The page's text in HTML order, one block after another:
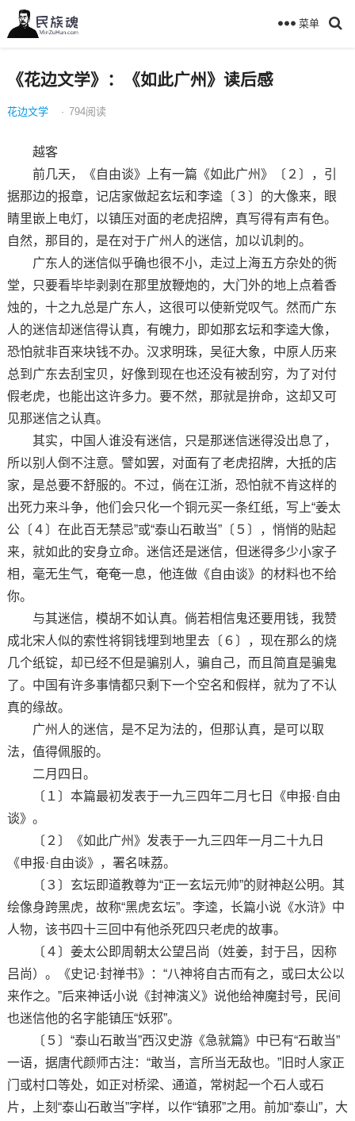
菜单
《花边文学》：《如此广州》读后感
花边文学 · 794阅读
越客
前几天，《自由谈》上有一篇《如此广州》〔２〕，引
据那边的报章，记店家做起玄坛和李逵〔３〕的大像来，眼
睛里嵌上电灯，以镇压对面的老虎招牌，真写得有声有色。
自然，那目的，是在对于广州人的迷信，加以讥刺的。
广东人的迷信似乎确也很不小，走过上海五方杂处的衖
堂，只要看毕毕剥剥在那里放鞭炮的，大门外的地上点着香
烛的，十之九总是广东人，这很可以使新党叹气。然而广东
人的迷信却迷信得认真，有魄力，即如那玄坛和李逵大像，
恐怕就非百来块钱不办。汉求明珠，吴征大象，中原人历来
总到广东去刮宝贝，好像到现在也还没有被刮穷，为了对付
假老虎，也能出这许多力。要不然，那就是拚命，这却又可
见那迷信之认真。
其实，中国人谁没有迷信，只是那迷信迷得没出息了，
所以别人倒不注意。譬如罢，对面有了老虎招牌，大抵的店
家，是总要不舒服的。不过，倘在江浙，恐怕就不肯这样的
出死力来斗争，他们会只化一个铜元买一条红纸，写上“姜太
公〔４〕在此百无禁忌”或“泰山石敢当”〔５〕，悄悄的贴起
来，就如此的安身立命。迷信还是迷信，但迷得多少小家子
相，毫无生气，奄奄一息，他连做《自由谈》的材料也不给
你。
与其迷信，模胡不如认真。倘若相信鬼还要用钱，我赞
成北宋人似的索性将铜钱埋到地里去〔６〕，现在那么的烧
几个纸锭，却已经不但是骗别人，骗自己，而且简直是骗鬼
了。中国有许多事情都只剩下一个空名和假样，就为了不认
真的缘故。
广州人的迷信，是不足为法的，但那认真，是可以取
法，值得佩服的。
二月四日。
〔１〕本篇最初发表于一九三四年二月七日《申报·自由
谈》。
〔２〕《如此广州》发表于一九三四年一月二十九日
《申报·自由谈》，署名味荔。
〔３〕玄坛即道教尊为“正一玄坛元帅”的财神赵公明。其
绘像身跨黑虎，故称“黑虎玄坛”。李逵，长篇小说《水浒》中
人物，该书四十三回中有他杀死四只老虎的故事。
〔４〕姜太公即周朝太公望吕尚（姓姜，封于吕，因称
吕尚）。《史记·封禅书》：“八神将自古而有之，或曰太公以
来作之。”后来神话小说《封神演义》说他给神魔封号，民间
也迷信他的名字能镇压“妖邪”。
〔５〕“泰山石敢当”西汉史游《急就篇》中已有“石敢当”
一语，据唐代颜师古注：“敢当，言所当无敌也。”旧时人家正
门或村口等处，如正对桥梁、通道，常树起一个石人或石
片，上刻“泰山石敢当”字样，以作“镇邪”之用。前加“泰山”，大